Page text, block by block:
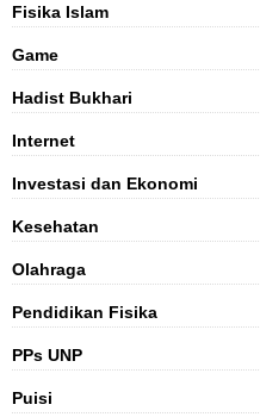
Fisika Islam
Game
Hadist Bukhari
Internet
Investasi dan Ekonomi
Kesehatan
Olahraga
Pendidikan Fisika
PPs UNP
Puisi